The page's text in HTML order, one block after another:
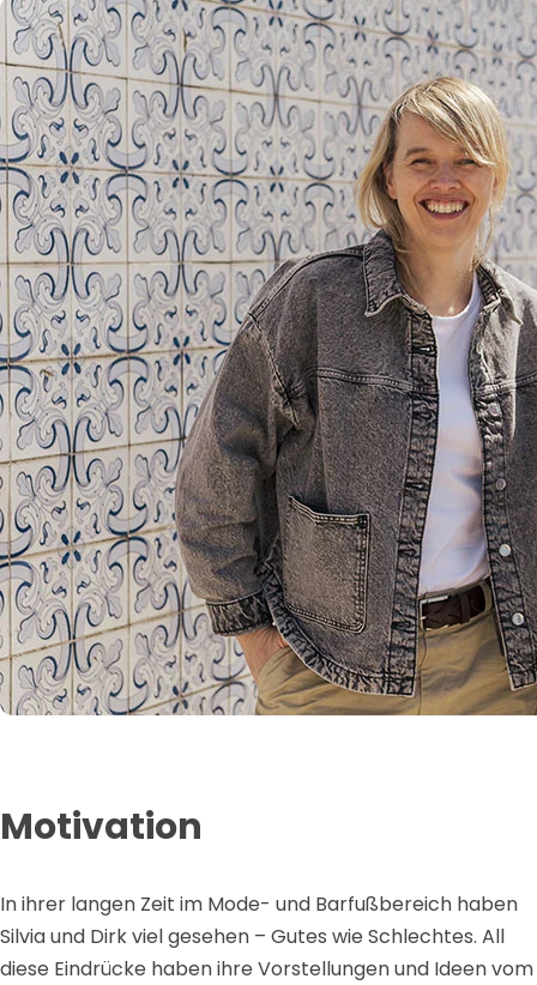
Motivation
In ihrer langen Zeit im Mode- und Barfußbereich haben
Silvia und Dirk viel gesehen – Gutes wie Schlechtes. All
diese Eindrücke haben ihre Vorstellungen und Ideen vom